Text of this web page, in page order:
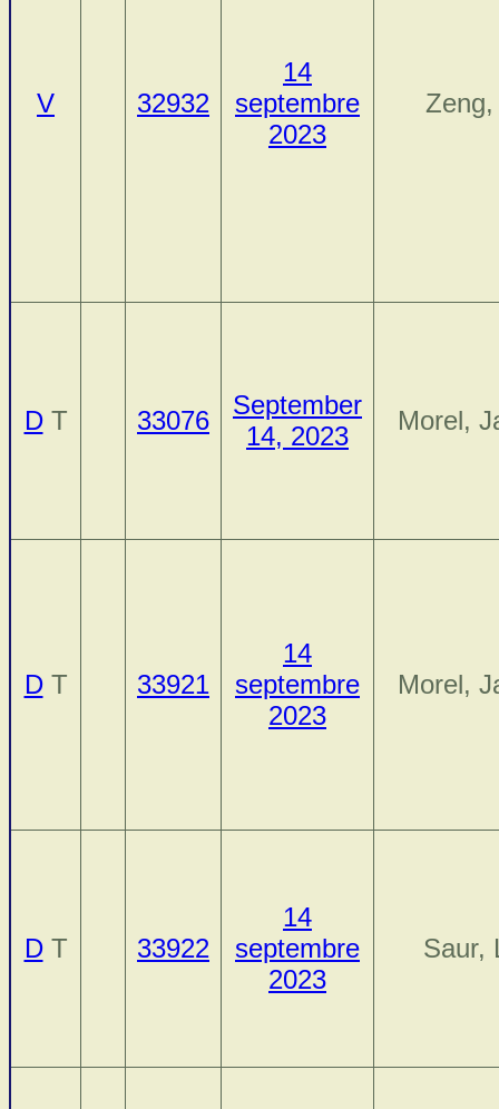
V 32932
14
septembre
2023
DT 33076
September
14, 2023
Morel,
DT 33921
14
septembre
2023
Morel,
DT 33922
14
septembre
2023
Saur,